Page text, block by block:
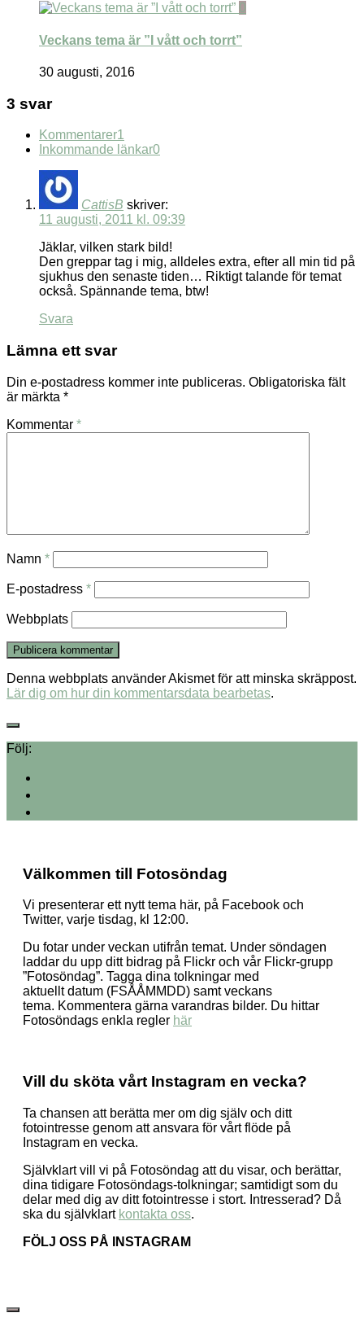
0
Veckans tema är ”I vått och torrt”
30 augusti, 2016
3 svar
Kommentarer1
Inkommande länkar0
CattisB skriver:
11 augusti, 2011 kl. 09:39
Jäklar, vilken stark bild!
Den greppar tag i mig, alldeles extra, efter all min tid på
sjukhus den senaste tiden… Riktigt talande för temat
också. Spännande tema, btw!
Svara
Lämna ett svar
Din e-postadress kommer inte publiceras. Obligatoriska fält
är märkta *
Kommentar *
Namn *
E-postadress *
Webbplats
Denna webbplats använder Akismet för att minska skräppost.
Lär dig om hur din kommentarsdata bearbetas.
Följ:
Välkommen till Fotosöndag
Vi presenterar ett nytt tema här, på Facebook och
Twitter, varje tisdag, kl 12:00.
Du fotar under veckan utifrån temat. Under söndagen
laddar du upp ditt bidrag på Flickr och vår Flickr-grupp
”Fotosöndag”. Tagga dina tolkningar med
aktuellt datum (FSÅÅMMDD) samt veckans
tema. Kommentera gärna varandras bilder. Du hittar
Fotosöndags enkla regler här
Vill du sköta vårt Instagram en vecka?
Ta chansen att berätta mer om dig själv och ditt
fotointresse genom att ansvara för vårt flöde på
Instagram en vecka.
Självklart vill vi på Fotosöndag att du visar, och berättar,
dina tidigare Fotosöndags-tolkningar; samtidigt som du
delar med dig av ditt fotointresse i stort. Intresserad? Då
ska du självklart kontakta oss.
FÖLJ OSS PÅ INSTAGRAM